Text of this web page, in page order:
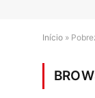
Início »